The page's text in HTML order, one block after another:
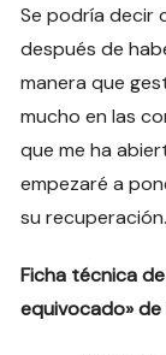
Se podría decir
después de
manera que
mucho en las
que me ha
empezaré a
su recuperación.
Ficha técnica
equivocado» de